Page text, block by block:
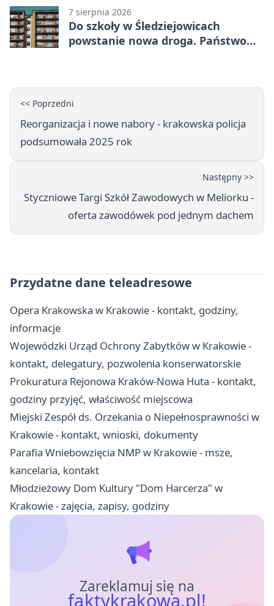
7 sierpnia 2026
Do szkoły w Śledziejowicach
powstanie nowa droga. Państwo
<< Poprzedni
Reorganizacja i nowe nabory - krakowska policja
podsumowała 2025 rok
Następny >>
Styczniowe Targi Szkół Zawodowych w Meliorku -
oferta zawodówek pod jednym dachem
Przydatne dane teleadresowe
Opera Krakowska w Krakowie - kontakt, godziny,
informacje
Wojewódzki Urząd Ochrony Zabytków w Krakowie -
kontakt, delegatury, pozwolenia konserwatorskie
Prokuratura Rejonowa Kraków-Nowa Huta - kontakt,
godziny przyjęć, właściwość miejscowa
Miejski Zespół ds. Orzekania o Niepełnosprawności w
Krakowie - kontakt, wnioski, dokumenty
Parafia Wniebowzięcia NMP w Krakowie - msze,
kancelaria, kontakt
Młodzieżowy Dom Kultury "Dom Harcerza" w
Krakowie - zajęcia, zapisy, godziny
Zareklamuj się na
faktykrakowa.pl!